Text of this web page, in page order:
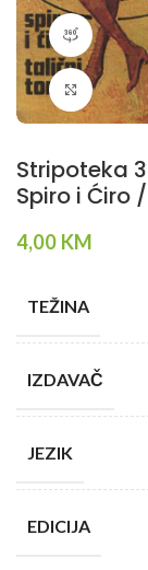
360
Klikni
Stripoteka
Spiro i Ćiro
4,00 KM
TEŽINA
IZDAVAČ
JEZIK
EDICIJA